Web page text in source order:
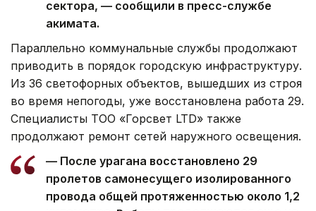
сектора, — сообщили в пресс-службе
акимата.
Параллельно коммунальные службы продолжают
приводить в порядок городскую инфраструктуру.
Из 36 светофорных объектов, вышедших из строя
во время непогоды, уже восстановлена работа 29.
Специалисты ТОО «Горсвет LTD» также
продолжают ремонт сетей наружного освещения.
— После урагана восстановлено 29
пролетов самонесущего изолированного
провода общей протяженностью около 1,2